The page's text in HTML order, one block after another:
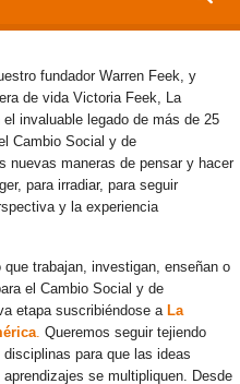
fundador Warren Feek, y
de vida Victoria Feek, La
invaluable legado de más de 25
Cambio Social y de
nuevas maneras de pensar y hacer
para irradiar, para seguir
y la experiencia
trabajan, investigan, enseñan o
el Cambio Social y de
etapa suscribiéndose a La
. Queremos seguir tejiendo
para que las ideas
se multipliquen. Desde